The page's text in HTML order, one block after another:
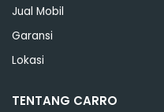
Jual Mobil
Garansi
Lokasi
TENTANG CARRO